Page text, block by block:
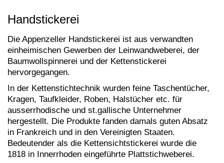
Handstickerei
Die Appenzeller Handstickerei ist aus verwandten
einheimischen Gewerben der Leinwandweberei, der
Baumwollspinnerei und der Kettenstickerei
hervorgegangen.
In der Kettenstichtechnik wurden feine Taschentücher,
Kragen, Taufkleider, Roben, Halstücher etc. für
ausserrhodische und st.gallische Unternehmer
hergestellt. Die Produkte fanden damals guten Absatz
in Frankreich und in den Vereinigten Staaten.
Bedeutender als die Kettensichtstickerei wurde die
1818 in Innerrhoden eingeführte Plattstichweberei.